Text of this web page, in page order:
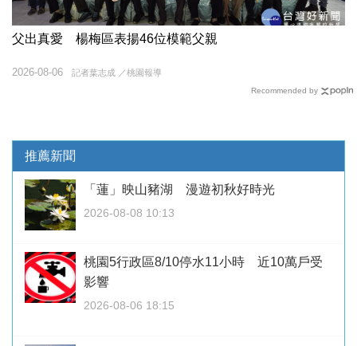
父出真愛 楊梅區表揚46位模範父親
記者葉志成 ／桃園報導
2026-08-06
Recommended by
推薦新聞
「蓮」映山豬湖 漫遊初秋好時光
2026-08-08 10:13
桃園5行政區8/10停水11小時 近10萬戶受
影響
2026-08-06 18:15